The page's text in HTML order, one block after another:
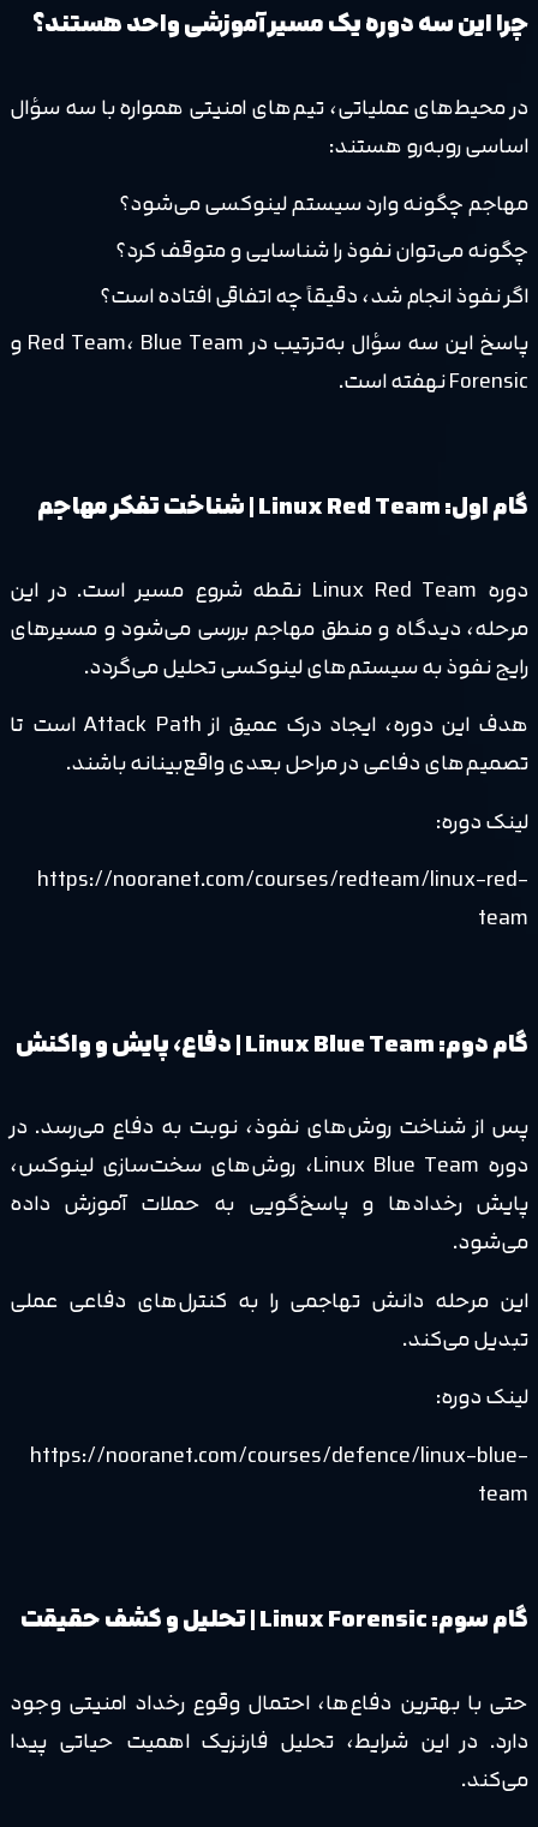
چرا این سه دوره یک مسیر آموزشی واحد هستند؟
در محیط‌های عملیاتی، تیم‌های امنیتی همواره با سه سؤال
اساسی روبه‌رو هستند:
مهاجم چگونه وارد سیستم لینوکسی می‌شود؟
چگونه می‌توان نفوذ را شناسایی و متوقف کرد؟
اگر نفوذ انجام شد، دقیقاً چه اتفاقی افتاده است؟
پاسخ این سه سؤال به‌ترتیب در Red Team، Blue Team و
Forensic نهفته است.
گام اول: Linux Red Team | شناخت تفکر مهاجم
دوره Linux Red Team نقطه شروع مسیر است. در این
مرحله، دیدگاه و منطق مهاجم بررسی می‌شود و مسیرهای
رایج نفوذ به سیستم‌های لینوکسی تحلیل می‌گردد.
هدف این دوره، ایجاد درک عمیق از Attack Path است تا
تصمیم‌های دفاعی در مراحل بعدی واقع‌بینانه باشند.
لینک دوره:
https://nooranet.com/courses/redteam/linux-red-
team
گام دوم: Linux Blue Team | دفاع، پایش و واکنش
پس از شناخت روش‌های نفوذ، نوبت به دفاع می‌رسد. در
دوره Linux Blue Team، روش‌های سخت‌سازی لینوکس،
پایش رخدادها و پاسخ‌گویی به حملات آموزش داده
می‌شود.
این مرحله دانش تهاجمی را به کنترل‌های دفاعی عملی
تبدیل می‌کند.
لینک دوره:
https://nooranet.com/courses/defence/linux-blue-
team
گام سوم: Linux Forensic | تحلیل و کشف حقیقت
حتی با بهترین دفاع‌ها، احتمال وقوع رخداد امنیتی وجود
دارد. در این شرایط، تحلیل فارنزیک اهمیت حیاتی پیدا
می‌کند.